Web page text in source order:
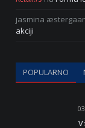
jasmina
akciji
POPULARNO